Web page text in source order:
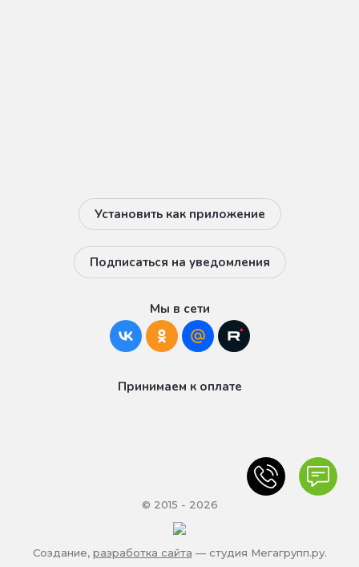
Установить как приложение
Подписаться на уведомления
Мы в сети
Принимаем к оплате
© 2015 - 2026
Создание, разработка сайта — студия Мегагрупп.ру.